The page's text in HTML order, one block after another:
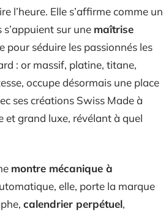
l’heure. Elle s’affirme comme un
sur une maîtrise
pour séduire les passionnés les
: or massif, platine, titane,
occupe désormais une place
ses créations Swiss Made à
et grand luxe, révélant à quel
montre mécanique à
elle, porte la marque
calendrier perpétuel,